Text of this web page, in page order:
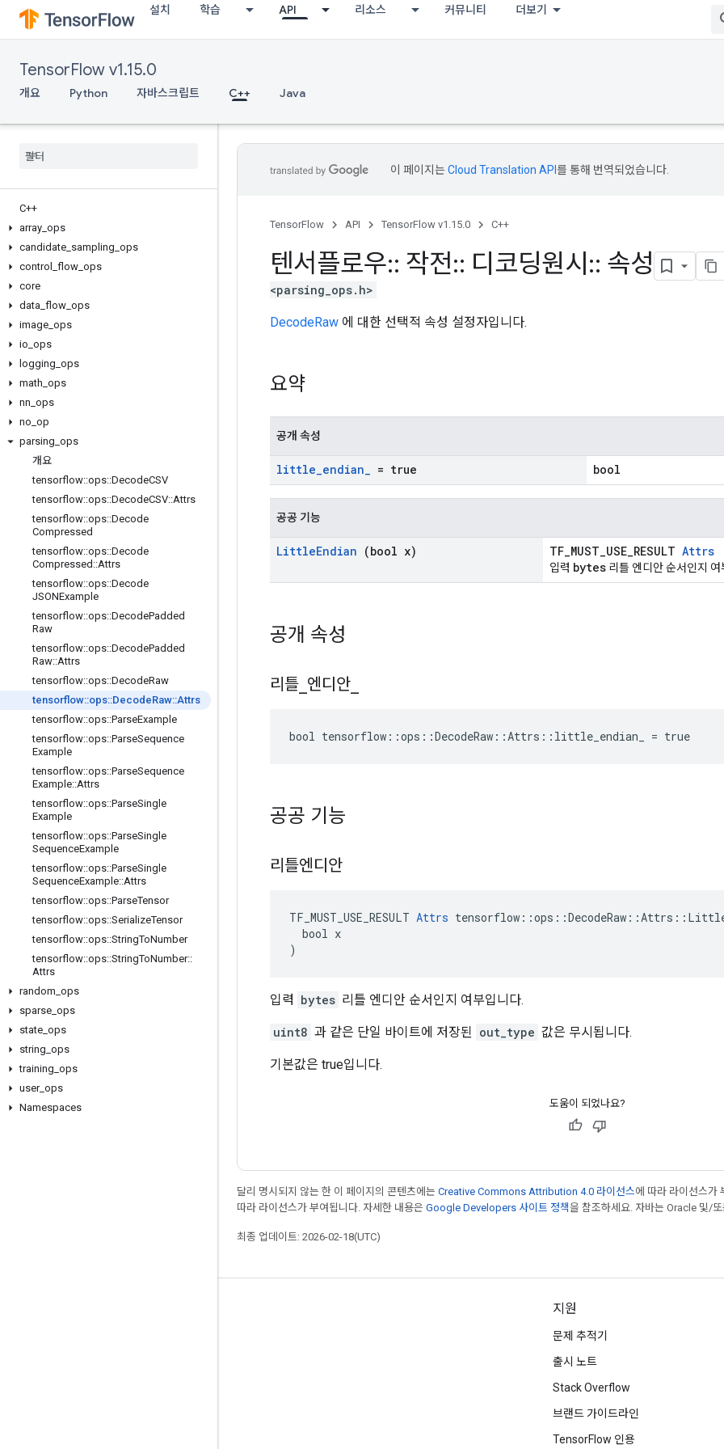
설치 학습 API 리소스 커뮤니티 더보기
TensorFlow v1.15.0
개요 Python 자바스크립트 C++ Java
C++
array ops
candidate sampling ops
control
flow ops
core
data flow ops
image ops
io ops
logging ops
math ops
nn ops
no op
parsing ops
개요
tensorflow::ops::DecodeCSV
tensorflow::ops::DecodeCSV::Attrs
tensorflow::ops::Decode
Compressed
tensorflow::ops::Decode
Compressed ::Attrs
tensorflow::ops::Decode
JSONExample
tensorflow::ops::DecodePadded
Raw
tensorflow::ops::DecodePadded
Raw::Attrs
tensorflow::ops::DecodeRaw
tensorflow::ops::DecodeRaw::Attrs
tensorflow::ops::ParseExample
tensorflow::ops::ParseSequence
Example
tensorflow::ops::ParseSequence
Example::Attrs
tensorflow::ops::ParseSingle
Example
tensorflow::ops::ParseSingle
SequenceExample
tensorflow::ops::ParseSingle
SequenceExample::Attrs
tensorflow::ops::ParseTensor
tensorflow::ops::SerializeTensor
tensorflow::ops::StringToNumber
tensorflow::ops::StringToNumber::
Attrs
random ops
sparse ops
state ops
string ops
training ops
user_ ops
Namespaces
이 페이지는Cloud Translation API 를 통해 번역되었습니다.
TensorFlow API TensorFlow v1.15.0 C++
텐서플로우:: 작전:: 디코딩원시 :: 속성
<parsing_ops.h>
DecodeRaw 에 대한 선택적 속성 설정자입니다.
요약
공개 속성
little_endian_ = true bool
공공 기능
LittleEndian (bool x) TF_MUST_USE_RESULT Attrs
입력 bytes 리틀 엔디안 순서인지 여
공개 속성
리틀 엔디안
bool tensorflow::ops::DecodeRaw::Attrs::little_endian_ = true
공공 기능
리틀엔디안
TF_MUST_USE_RESULT Attrs
  bool x
)
입력 bytes 리틀 엔디안 순서인지 여부입니다.
uint8 과 같은 단일 바이트에 저장된 out_type 값은 무시됩니다.
기본값은 true입니다.
도움이 되었나요?
달리 명시되지 않는 한 이 페이지의 콘텐츠에는 Creative Commons Attribution 4.0 라이선스에 따라 라이선스가
따라 라이선스가 부여됩니다. 자세한 내용은 Google Developers 사이트 정책을 참조하세요. 자바는 Oracle 및/
최종 업데이트: 2026-02-18(UTC)
지원
문제 추적기
출시 노트
Stack Overflow
브랜드 가이드라인
TensorFlow 인용